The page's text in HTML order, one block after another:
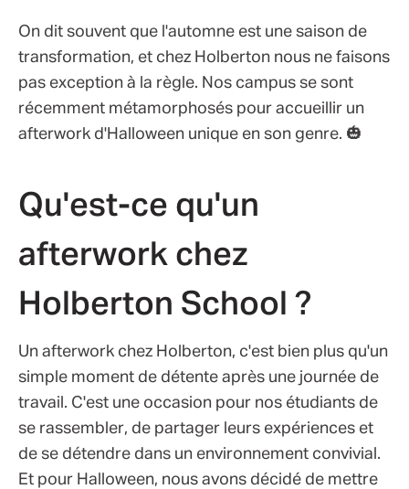
On dit souvent que l'automne est une saison de
transformation, et chez Holberton nous ne faisons
pas exception à la règle. Nos campus se sont
récemment métamorphosés pour accueillir un
afterwork d'Halloween unique en son genre. 🎃
Qu'est-ce qu'un
afterwork chez
Holberton School ?
Un afterwork chez Holberton, c'est bien plus qu'un
simple moment de détente après une journée de
travail. C'est une occasion pour nos étudiants de
se rassembler, de partager leurs expériences et
de se détendre dans un environnement convivial.
Et pour Halloween, nous avons décidé de mettre